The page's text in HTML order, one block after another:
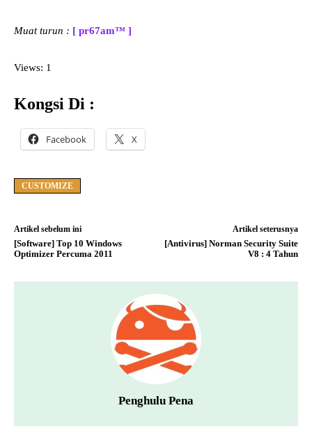
Muat turun : [ pr67am™ ]
Views: 1
Kongsi Di :
Facebook X
CUSTOMIZE
Artikel sebelum ini
[Software] Top 10 Windows
Optimizer Percuma 2011
Artikel seterusnya
[Antivirus] Norman Security Suite
V8 : 4 Tahun
Penghulu Pena